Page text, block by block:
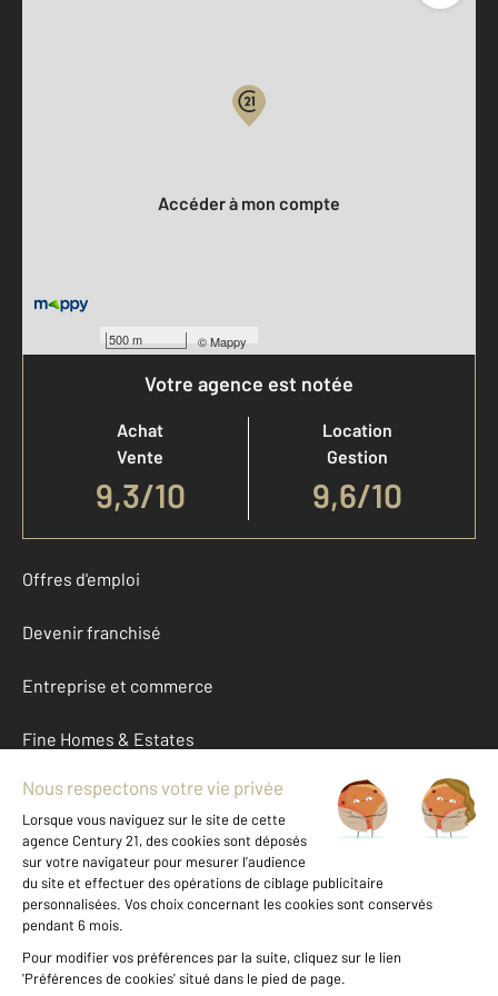
500 m ©Mappy
Accéder à mon compte
Votre agence est notée
Achat
Vente
9,3/10
Location
Gestion
9,6/10
Offres d'emploi
Devenir franchisé
Entreprise et commerce
Fine Homes & Estates
À propos
International
Nous contacter